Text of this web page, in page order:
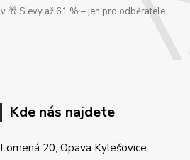
🎁 Slevy až 61 % – jen pro odběratele
Kde nás najdete
Lomená 20, Opava Kylešovice